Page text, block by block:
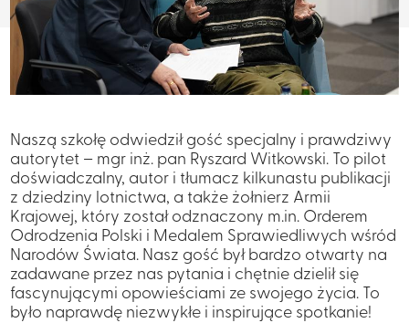
Naszą szkołę odwiedził gość specjalny i prawdziwy
autorytet – mgr inż. pan Ryszard Witkowski. To pilot
doświadczalny, autor i tłumacz kilkunastu publikacji
z dziedziny lotnictwa, a także żołnierz Armii
Krajowej, który został odznaczony m.in. Orderem
Odrodzenia Polski i Medalem Sprawiedliwych wśród
Narodów Świata. Nasz gość był bardzo otwarty na
zadawane przez nas pytania i chętnie dzielił się
fascynującymi opowieściami ze swojego życia. To
było naprawdę niezwykłe i inspirujące spotkanie!